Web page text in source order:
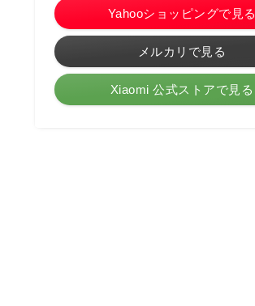
Yahooショッピングで見る
メルカリで見る
Xiaomi 公式ストアで見る